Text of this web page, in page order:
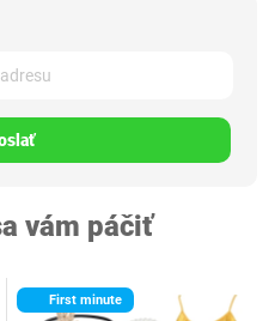
vám páčiť
First minute